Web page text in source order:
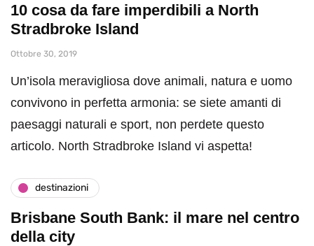
10 cosa da fare imperdibili a North
Stradbroke Island
Ottobre 30, 2019
Un’isola meravigliosa dove animali, natura e uomo
convivono in perfetta armonia: se siete amanti di
paesaggi naturali e sport, non perdete questo
articolo. North Stradbroke Island vi aspetta!
destinazioni
Brisbane South Bank: il mare nel centro
della city